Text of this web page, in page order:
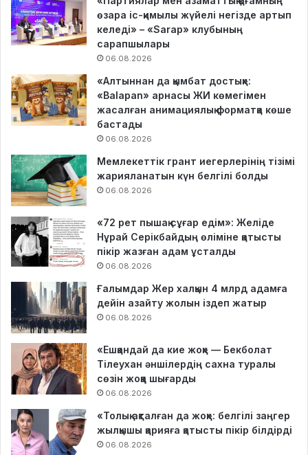
өзара іс-қимылы жүйелі негізде артып
келеді» – «Sarap» клубының
сарапшылары
06.08.2026
«Алтыннан да қымбат достық»:
«Balapan» арнасы ЖИ көмегімен
жасалған анимациялық форматқа көше
бастады
06.08.2026
Мемлекеттік грант иегерлерінің тізімі
жарияланатын күн белгілі болды
06.08.2026
«72 рет пышақ сұғар едім»: Желіде
Нұрай Серікбайдың өліміне қатысты
пікір жазған адам ұсталды
06.08.2026
Ғалымдар Жер халқын 4 млрд адамға
дейін азайту жолын іздеп жатыр
06.08.2026
«Ешқандай да кие жоқ» — Бекболат
Тілеухан әншілердің сахна туралы
сөзін жоққа шығарды
06.08.2026
«Толық ақталған да жоқ»: белгілі заңгер
жылқышы қарияға қатысты пікір білдірді
06.08.2026